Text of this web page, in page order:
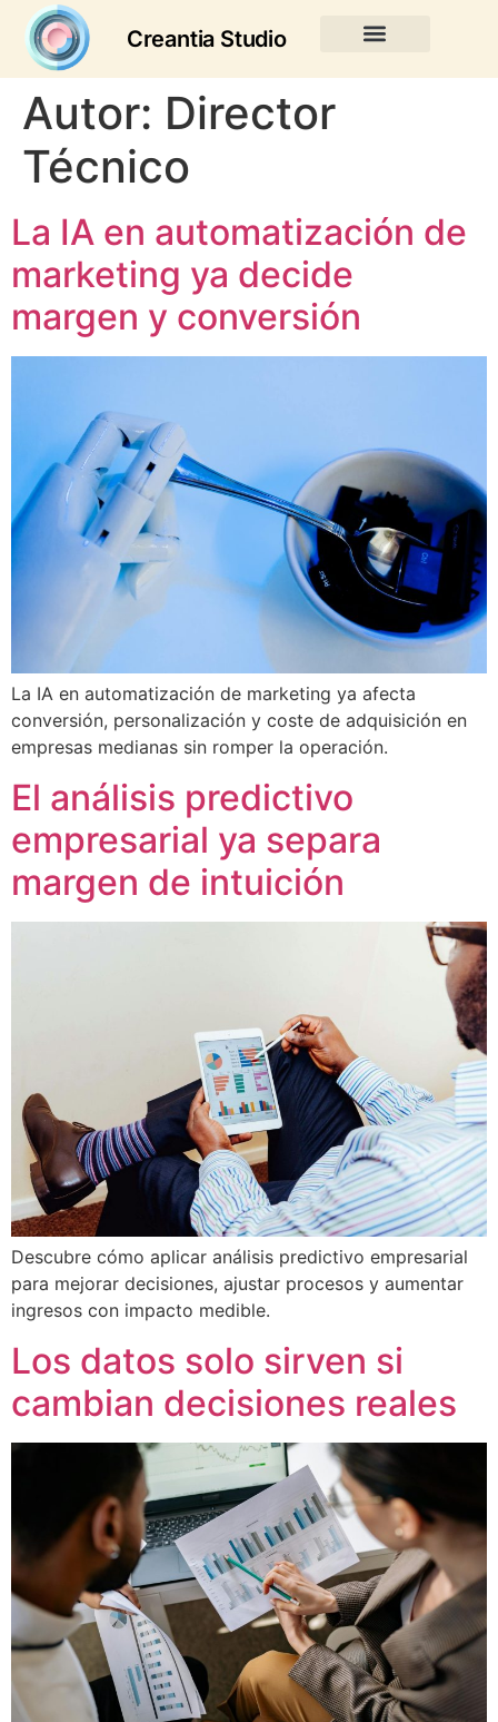
Creantia Studio
Autor: Director
Técnico
La IA en automatización de
marketing ya decide
margen y conversión
La IA en automatización de marketing ya afecta
conversión, personalización y coste de adquisición en
empresas medianas sin romper la operación.
El análisis predictivo
empresarial ya separa
margen de intuición
Descubre cómo aplicar análisis predictivo empresarial
para mejorar decisiones, ajustar procesos y aumentar
ingresos con impacto medible.
Los datos solo sirven si
cambian decisiones reales